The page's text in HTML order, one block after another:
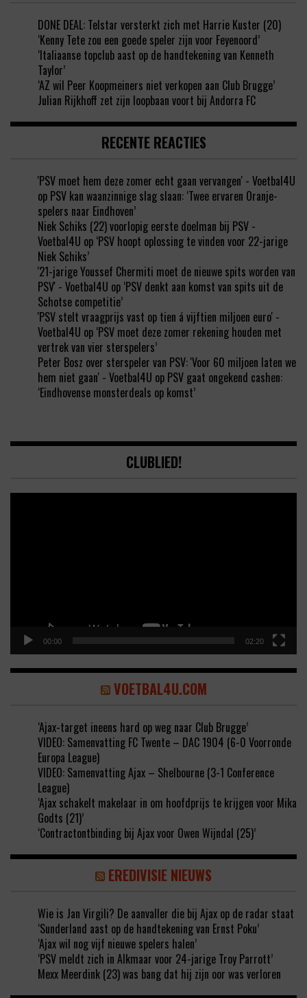
DONE DEAL: Telstar versterkt zich met Harrie Kuster (20)
‘Kenny Tete zou een goede speler zijn voor Feyenoord’
‘Italiaanse topclub aast op de handtekening van Kenneth
Taylor’
‘AZ wil Peer Koopmeiners niet verkopen aan Club Brugge’
Julian Rijkhoff zet zijn loopbaan voort bij Andorra FC
RECENTE REACTIES
'PSV moet hem deze zomer echt gaan vervangen' - Voetbal4U
op PSV kan waanzinnige slag slaan: ‘Twee ervaren Oranje-
spelers naar Eindhoven’
Niek Schiks (22) voorlopig eerste doelman bij PSV -
Voetbal4U op ‘PSV hoopt oplossing te vinden voor 22-jarige
Niek Schiks’
'21-jarige Youssef Chermiti moet de nieuwe spits worden van
PSV' - Voetbal4U op ‘PSV denkt aan komst van spits uit de
Schotse competitie’
'PSV stelt vraagprijs vast op tien á vijftien miljoen euro' -
Voetbal4U op ‘PSV moet deze zomer rekening houden met
vertrek van vier sterspelers’
Peter Bosz over sterspeler van PSV: 'Voor 60 miljoen laten we
hem niet gaan' - Voetbal4U op PSV gaat ongekend cashen:
‘Eindhovense monsterdeals op komst’
CLUBLIED!
00:00 02:20
VOETBAL4U.COM
‘Ajax-target ineens hard op weg naar Club Brugge’
VIDEO: Samenvatting FC Twente – DAC 1904 (6-0 Voorronde
Europa League)
VIDEO: Samenvatting Ajax – Shelbourne (3-1 Conference
League)
‘Ajax schakelt makelaar in om hoofdprijs te krijgen voor Mika
Godts (21)’
‘Contractontbinding bij Ajax voor Owen Wijndal (25)’
EREDIVISIE NIEUWS
Wie is Jan Virgili? De aanvaller die bij Ajax op de radar staat
‘Sunderland aast op de handtekening van Ernst Poku’
‘Ajax wil nog vijf nieuwe spelers halen’
‘PSV meldt zich in Alkmaar voor 24-jarige Troy Parrott’
Mexx Meerdink (23) was bang dat hij zijn oor was verloren